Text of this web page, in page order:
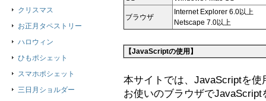
ブラウザ
Internet Explorer 6.0以上
Netscape 7.0以上
【JavaScriptの使用】
本サイトでは、JavaScriptを
お使いのブラウザで
クリスマス
お正月タペストリー
ハロウィン
ひもポシェット
スマホポシェット
三日月ショルダー